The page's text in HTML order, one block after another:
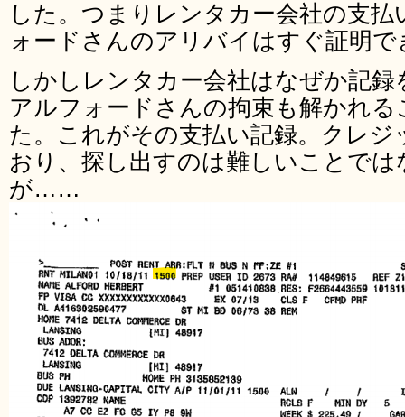
した。つまりレンタカー会社の支
ォードさんのアリバイはすぐ証明
しかしレンタカー会社はなぜか記
アルフォードさんの拘束も解かれ
た。これがその支払い記録。クレ
おり、探し出すのは難しいことで
が……